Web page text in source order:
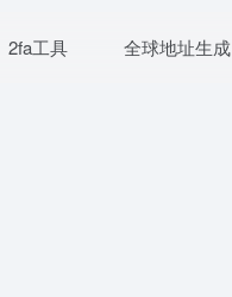
2fa工具 全球地址生成